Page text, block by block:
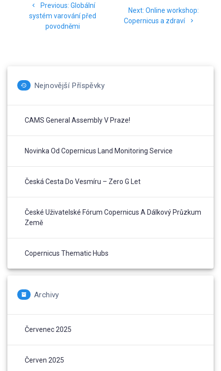
pro
příspěvek
Previous: Previous
post:
Globální
systém varování před
povodněmi
Next: Next
post:
Online workshop:
Copernicus a zdraví
Nejnovější Příspěvky
CAMS General Assembly V Praze!
Novinka Od Copernicus Land Monitoring Service
Česká Cesta Do Vesmíru – Zero G Let
České Uživatelské Fórum Copernicus A Dálkový Průzkum
Země
Copernicus Thematic Hubs
Archivy
Červenec 2025
Červen 2025